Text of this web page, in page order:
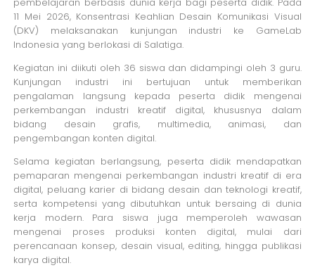
11 Mei 2026, Konsentrasi Keahlian Desain Komunikasi Visual
(DKV) melaksanakan kunjungan industri ke GameLab
Indonesia yang berlokasi di Salatiga.
Kegiatan ini diikuti oleh 36 siswa dan didampingi oleh 3 guru.
Kunjungan industri ini bertujuan untuk memberikan
pengalaman langsung kepada peserta didik mengenai
perkembangan industri kreatif digital, khususnya dalam
bidang desain grafis, multimedia, animasi, dan
pengembangan konten digital.
Selama kegiatan berlangsung, peserta didik mendapatkan
pemaparan mengenai perkembangan industri kreatif di era
digital, peluang karier di bidang desain dan teknologi kreatif,
serta kompetensi yang dibutuhkan untuk bersaing di dunia
kerja modern. Para siswa juga memperoleh wawasan
mengenai proses produksi konten digital, mulai dari
perencanaan konsep, desain visual, editing, hingga publikasi
karya digital.